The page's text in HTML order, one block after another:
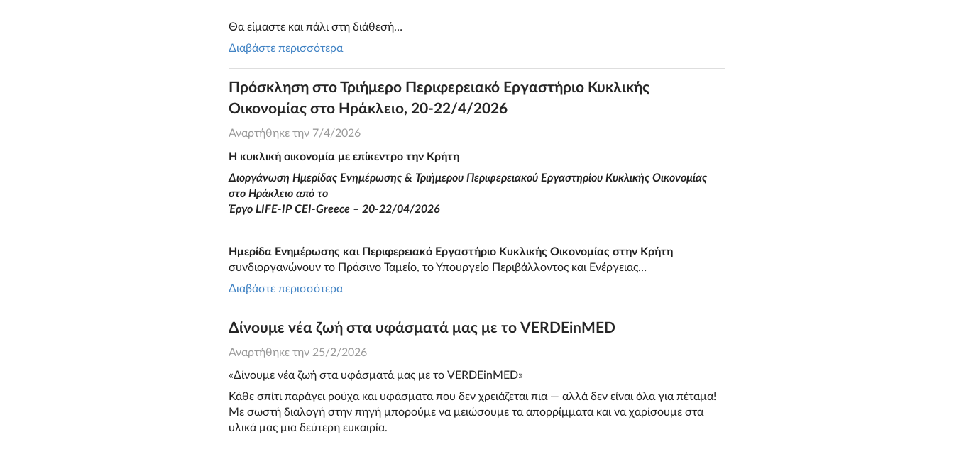
Θα είμαστε και πάλι στη διάθεσή…
Διαβάστε περισσότερα
Πρόσκληση στο Τριήμερο Περιφερειακό Εργαστήριο Κυκλικής
Οικονομίας στο Ηράκλειο, 20-22/4/2026
Αναρτήθηκε την 7/4/2026
Η κυκλική οικονομία με επίκεντρο την Κρήτη
Διοργάνωση Ημερίδας Ενημέρωσης & Τριήμερου Περιφερειακού Εργαστηρίου Κυκλικής Οικονομίας
στο Ηράκλειο από το
Έργο LIFE-IP CEI-Greece – 20-22/04/2026
Ημερίδα Ενημέρωσης και Περιφερειακό Εργαστήριο Κυκλικής Οικονομίας στην Κρήτη
συνδιοργανώνουν το Πράσινο Ταμείο, το Υπουργείο Περιβάλλοντος και Ενέργειας…
Διαβάστε περισσότερα
Δίνουμε νέα ζωή στα υφάσματά μας με το VERDEinMED
Αναρτήθηκε την 25/2/2026
«Δίνουμε νέα ζωή στα υφάσματά μας με το VERDEinMED»
Κάθε σπίτι παράγει ρούχα και υφάσματα που δεν χρειάζεται πια — αλλά δεν είναι όλα για πέταμα!
Με σωστή διαλογή στην πηγή μπορούμε να μειώσουμε τα απορρίμματα και να χαρίσουμε στα
υλικά μας μια δεύτερη ευκαιρία.